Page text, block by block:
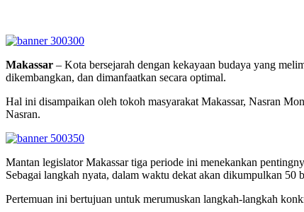
Makassar – Kota bersejarah dengan kekayaan budaya yang
dikembangkan, dan dimanfaatkan secara optimal.
Hal ini disampaikan oleh tokoh masyarakat Makassar, Nasran
Nasran.
Mantan legislator Makassar tiga periode ini menekankan
Sebagai langkah nyata, dalam waktu dekat akan dikumpulkan 50
Pertemuan ini bertujuan untuk merumuskan langkah-langkah